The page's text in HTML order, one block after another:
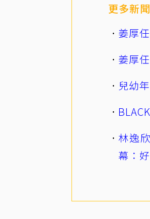
更多新
姜厚
姜厚
兒幼
林逸
幕：